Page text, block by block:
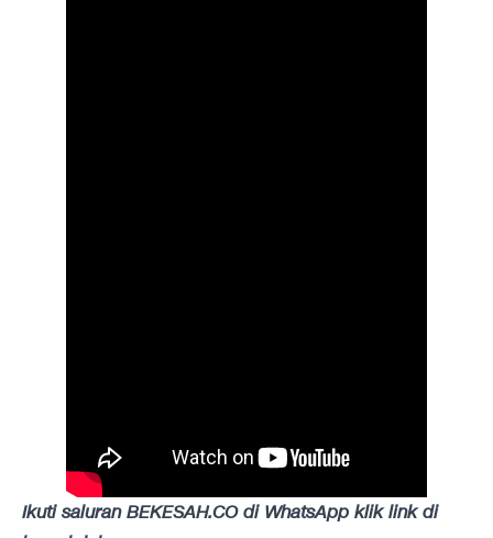
Ikuti saluran BEKESAH.CO di WhatsApp klik link di